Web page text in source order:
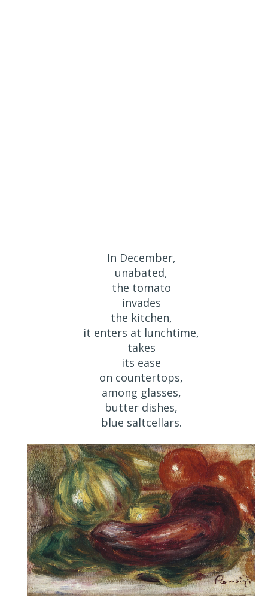
In December,
unabated,
the tomato
invades
the kitchen,
it enters at lunchtime,
takes
its ease
on countertops,
among glasses,
butter dishes,
blue saltcellars.